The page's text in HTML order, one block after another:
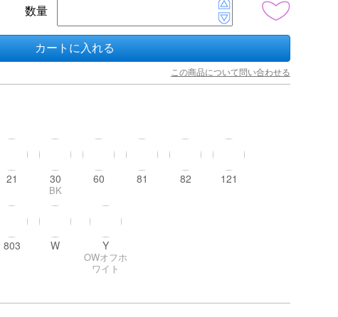
数量
カートに入れる
この商品について問い合わせる
21 30
BK
60 81 82 121
803 W Y
OWオフホ
ワイト